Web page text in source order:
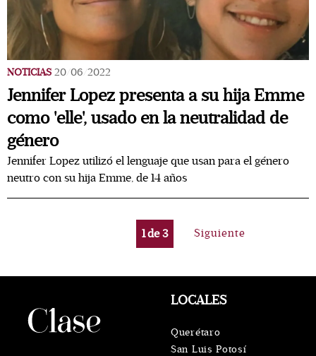
NOTICIAS 20/06/2022
Jennifer Lopez presenta a su hija Emme
como 'elle', usado en la neutralidad de
género
Jennifer Lopez utilizó el lenguaje que usan para el género
neutro con su hija Emme, de 14 años
1de3 Siguiente
LOCALES
Querétaro
San Luis Potosí